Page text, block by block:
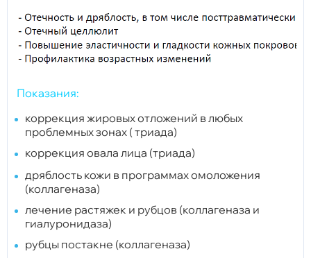
Показания:
коррекция жировых отложений в любых
проблемных зонах ( триада)
коррекция овала лица (триада)
дряблость кожи в программах омоложения
(коллагеназа)
лечение растяжек и рубцов (коллагеназа и
гиалуронидаза)
рубцы постакне (коллагеназа)